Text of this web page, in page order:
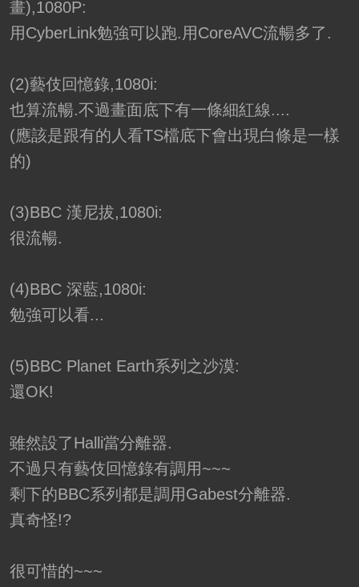
畫),1080P:
用CyberLink勉強可以跑.用CoreAVC流暢多了.
(2)藝伎回憶錄,1080i:
也算流暢.不過畫面底下有一條細紅線....
(應該是跟有的人看TS檔底下會出現白條是一樣
的)
(3)BBC 漢尼拔,1080i:
很流暢.
(4)BBC 深藍,1080i:
勉強可以看...
(5)BBC Planet Earth系列之沙漠:
還OK!
雖然設了Halli當分離器.
不過只有藝伎回憶錄有調用~~~
剩下的BBC系列都是調用Gabest分離器.
真奇怪!?
很可惜的~~~